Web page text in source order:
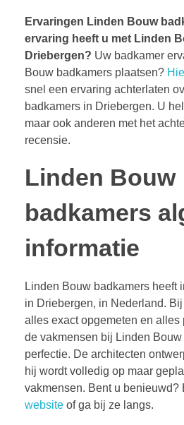
Ervaringen Linden Bouw
ervaring heeft u met Linden
Driebergen? Uw badkamer
Bouw badkamers plaatsen?
snel een ervaring achterlaten
badkamers in Driebergen. U
maar ook anderen met het
recensie.
Linden Bouw
badkamers
informatie
Linden Bouw badkamers heeft
in Driebergen, in Nederland.
alles exact opgemeten en alles
de vakmensen bij Linden
perfectie. De architecten
hij wordt volledig op maar
vakmensen. Bent u benieuwd?
website of ga bij ze langs.